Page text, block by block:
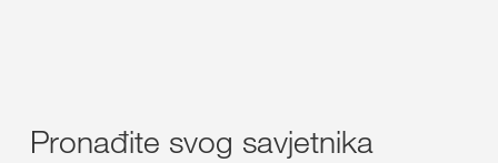
Pronađite svog savjetnika